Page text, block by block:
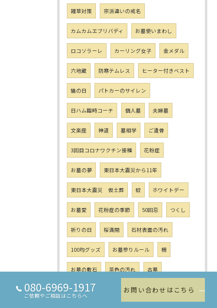
雑草対策 宗派違いの戒名
カムカムエブリバディ お墓使いまわし
ロコソラーレ カーリング女子 金メダル
六地蔵 防寒テムレス ヒーター付きベスト
猫の日 パトカーのサイレン
日ハム臨時コーチ 個人墓 夫婦墓
文楽座 神道 墓相学 ご遺骨
3回目コロナワクチン接種 花粉症
お墓の夢 東日本大震災から11年
東日本大震災 仮土葬 蚊 ホワイトデー
お墓愛 花粉症の季節 50回忌 つくし
祈りの日 桜満開 石材表面の汚れ
100均グッズ お墓参りルール 柵
お墓の敷石 茶色の汚れ 古墓
茶色い汚れ 台風1号 地衣類
080-6969-1917
ご依頼やご相談はこちらへ
お問い合わせはこちら